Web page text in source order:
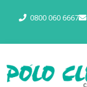
0800 060 6667